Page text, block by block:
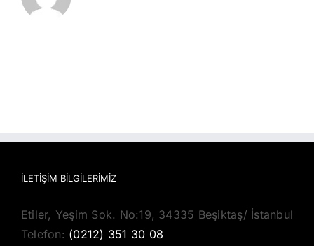
İLETIŞIM BILGILERIMIZ
Etiler, Yeşim Sok. No:19, 34335 Beşiktaş/ İstanbul
Telefon: (0212) 351 30 08